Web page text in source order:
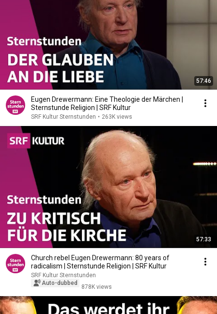
57:46
Eugen Drewermann: Eine Theologie der Märchen |
Sternstunde Religion | SRF Kultur
SRF Kultur Sternstunden • 263K views
57:33
Church rebel Eugen Drewermann: 80 years of
radicalism | Sternstunde Religion | SRF Kultur
SRF Kultur Sternstunden
Auto-dubbed
878K views